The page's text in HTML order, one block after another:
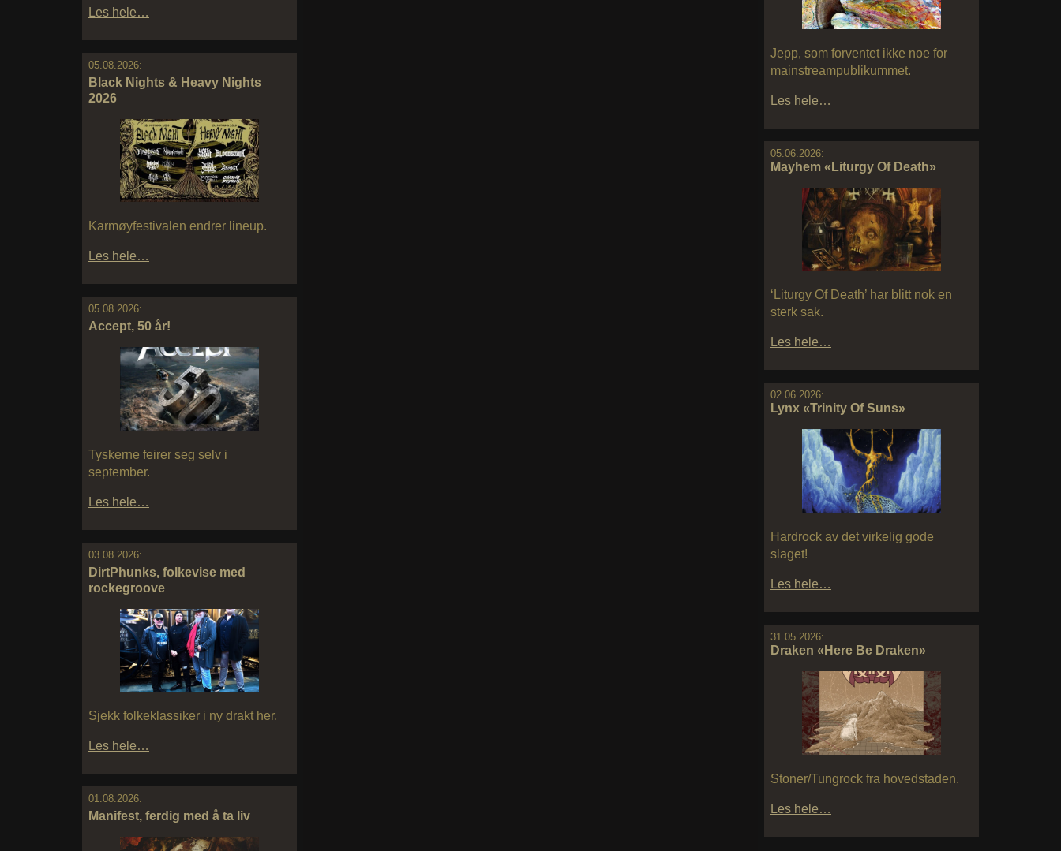
Les hele…
05.08.2026:
Black Nights & Heavy Nights
2026
Karmøyfestivalen endrer lineup.
Les hele…
05.08.2026:
Accept, 50 år!
Tyskerne feirer seg selv i
september.
Les hele…
03.08.2026:
DirtPhunks, folkevise med
rockegroove
Sjekk folkeklassiker i ny drakt her.
Les hele…
01.08.2026:
Manifest, ferdig med å ta liv
Jepp, som forventet ikke noe for
mainstreampublikummet.
Les hele…
05.06.2026:
Mayhem «Liturgy Of Death»
‘Liturgy Of Death’ har blitt nok en
sterk sak.
Les hele…
02.06.2026:
Lynx «Trinity Of Suns»
Hardrock av det virkelig gode
slaget!
Les hele…
31.05.2026:
Draken «Here Be Draken»
Stoner/Tungrock fra hovedstaden.
Les hele…